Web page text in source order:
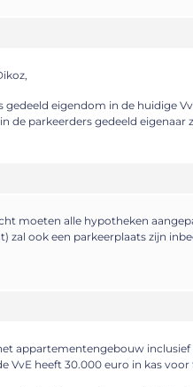
gedeeld eigendom in de huidige
de parkeerders gedeeld eigenaar
moeten alle hypotheken
zal ook een parkeerplaats zijn
appartementengebouw
VvE heeft 30.000 euro in kas